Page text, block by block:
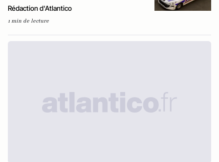
Rédaction d'Atlantico
1 min de lecture